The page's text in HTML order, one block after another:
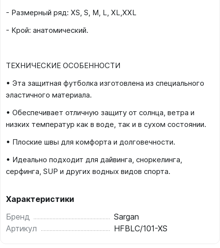
- Размерный ряд: XS, S, M, L, XL,XXL
- Крой: анатомический.
ТЕХНИЧЕСКИЕ ОСОБЕННОСТИ
• Эта защитная футболка изготовлена из специального
эластичного материала.
• Обеспечивает отличную защиту от солнца, ветра и
низких температур как в воде, так и в сухом состоянии.
• Плоские швы для комфорта и долговечности.
• Идеально подходит для дайвинга, сноркелинга,
серфинга, SUP и других водных видов спорта.
Характеристики
Бренд
Sargan
Артикул
HFBLC/101-XS